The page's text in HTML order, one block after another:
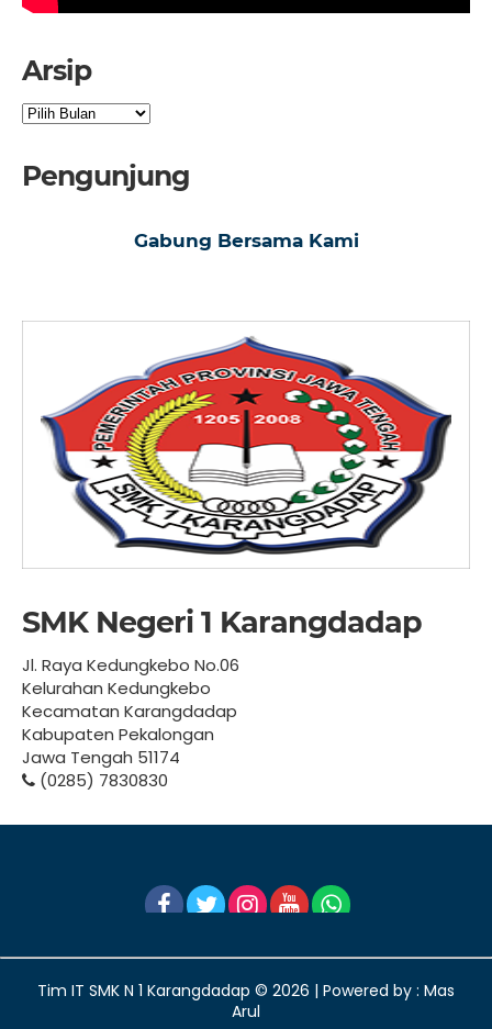
Arsip
Arsip
Pengunjung
Gabung Bersama Kami
SMK Negeri 1 Karangdadap
Jl. Raya Kedungkebo No.06
Kelurahan Kedungkebo
Kecamatan Karangdadap
Kabupaten Pekalongan
Jawa Tengah 51174
(0285) 7830830
Tim IT SMK N 1 Karangdadap © 2026 | Powered by : Mas
Arul